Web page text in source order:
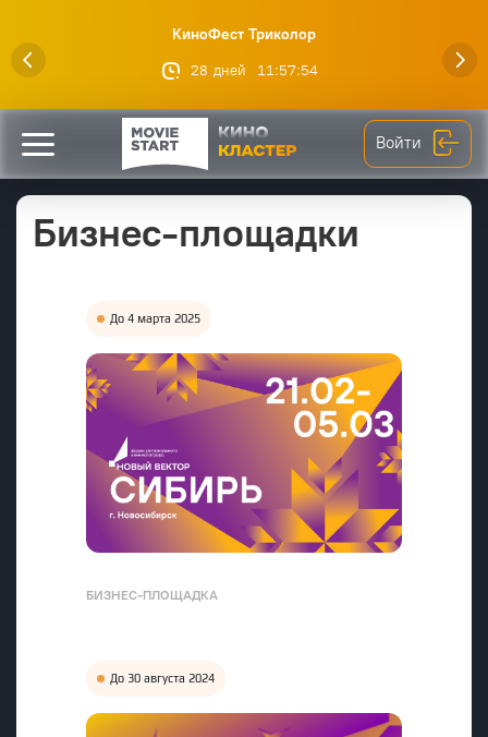
КиноФест Триколор
28 дней 11 :57:53
Войти
Бизнес-площадки
До 4 марта 2025
БИЗНЕС-ПЛОЩАДКА
До 30 августа 2024